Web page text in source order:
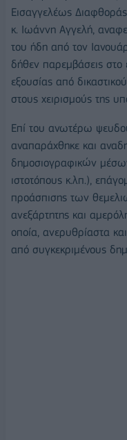
Εισαγγελέως
κ. Ιωάννη Αγγελή,
του ήδη από τον
δήθεν παρεμβάσεις στο
εξουσίας από
στους χειρισμούς της
Επί του ανωτέρω
αναπαράχθηκε και
δημοσιογραφικών
ιστοτόπους κ.λπ.),
προάσπισης των
ανεξάρτητης και
οποία, ανερυθρίαστα
από συγκεκριμένους